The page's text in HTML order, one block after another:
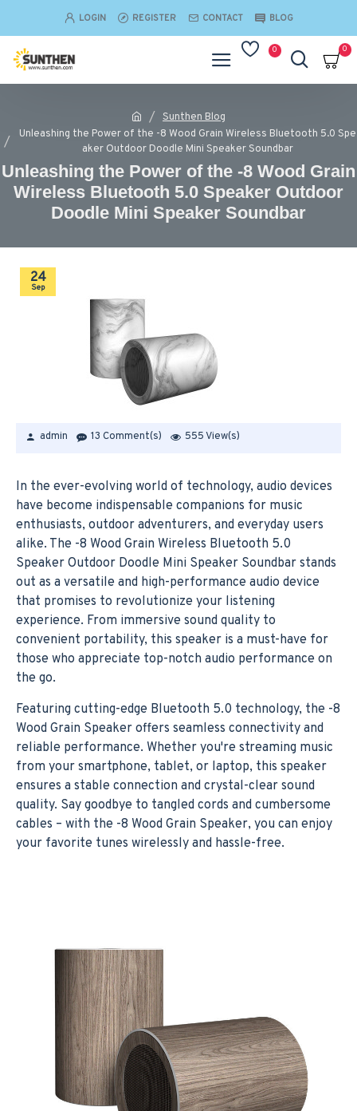
LOGIN REGISTER CONTACT BLOG
0 0
Sunthen Blog
Unleashing the Power of the -8 Wood Grain Wireless Bluetooth 5.0 Spe
aker Outdoor Doodle Mini Speaker Soundbar
Unleashing the Power of the -8 Wood Grain
Wireless Bluetooth 5.0 Speaker Outdoor
Doodle Mini Speaker Soundbar
24
Sep
admin 13 Comment(s) 555 View(s)
In the ever-evolving world of technology, audio devices
have become indispensable companions for music
enthusiasts, outdoor adventurers, and everyday users
alike. The -8 Wood Grain Wireless Bluetooth 5.0
Speaker Outdoor Doodle Mini Speaker Soundbar stands
out as a versatile and high-performance audio device
that promises to revolutionize your listening
experience. From immersive sound quality to
convenient portability, this speaker is a must-have for
those who appreciate top-notch audio performance on
the go.
Featuring cutting-edge Bluetooth 5.0 technology, the -8
Wood Grain Speaker offers seamless connectivity and
reliable performance. Whether you're streaming music
from your smartphone, tablet, or laptop, this speaker
ensures a stable connection and crystal-clear sound
quality. Say goodbye to tangled cords and cumbersome
cables – with the -8 Wood Grain Speaker, you can enjoy
your favorite tunes wirelessly and hassle-free.